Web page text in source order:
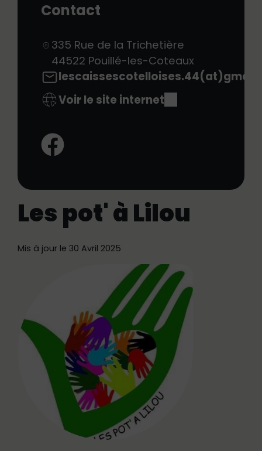
Contact
335 Rue de la Trichetière
44522 Pouillé-les-Coteaux
Voir le site internet
Facebook:
Les pot' à Lilou
Mis à jour le 30 Avril 2025